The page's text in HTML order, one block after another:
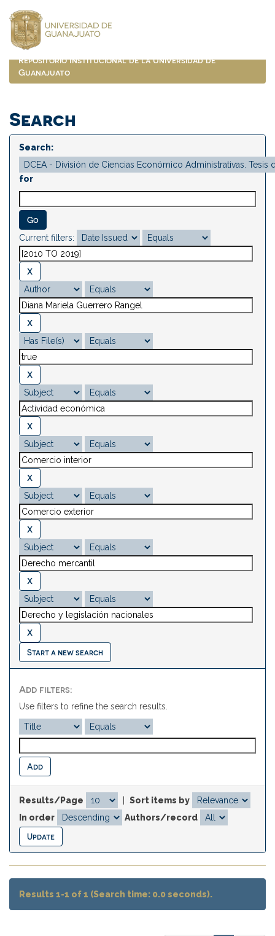
navigation
Repositorio Institucional de la Universidad de
Guanajuato
Search
Search:
for
Current filters:
Start a new search
Add filters:
Use filters to refine the search results.
Results/Page
Sort items by
In order
Authors/record
Results 1-1 of 1 (Search time: 0.0 seconds).